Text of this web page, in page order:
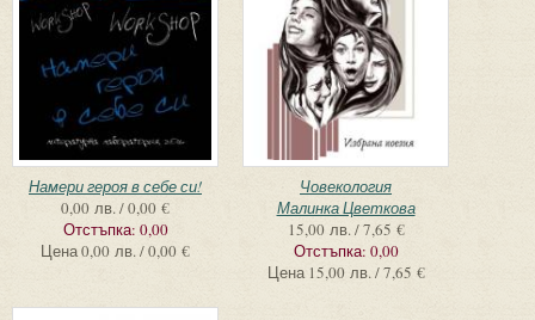
Намери героя в себе си!
0,00 лв. / 0,00 €
Отстъпка: 0,00
Цена0,00 лв. / 0,00 €
Човекология
Малинка Цветкова
15,00 лв. / 7,65 €
Отстъпка: 0,00
Цена 15,00 лв. / 7,65 €